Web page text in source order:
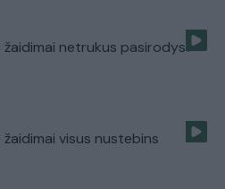
žaidimai netrukus pasirodys?
visus nustebins